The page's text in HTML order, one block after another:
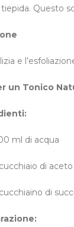
Questo
e
un Tonico
ml di acqua
di
di